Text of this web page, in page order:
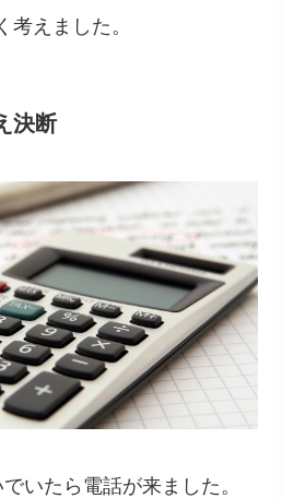
考えました。
決断
いたら電話が来ました。